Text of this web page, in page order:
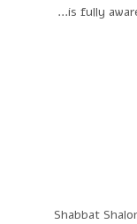
is fully
Shabbat